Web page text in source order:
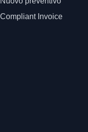
Compliant Invoice